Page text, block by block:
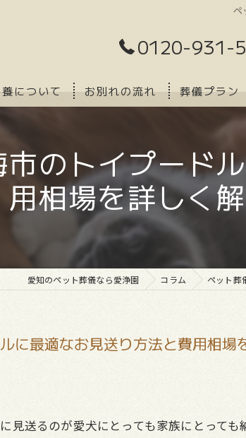
ペ
0120-931-
について お別れの流れ 葬儀プラン
のトイプード
用相場を詳しく
愛知のペット葬儀なら愛浄園 コラム ペット葬
に最適なお見送り方法と費用相場
見送るのが愛犬にとっても家族にとって